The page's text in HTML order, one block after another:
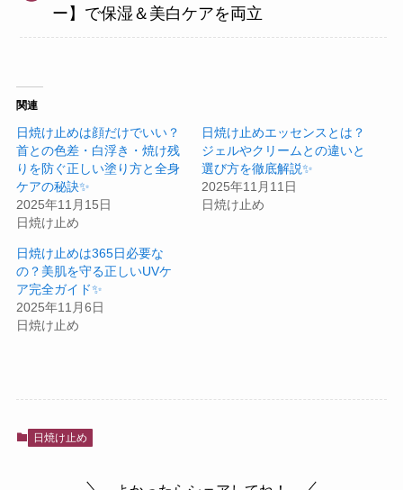
ー】で保湿＆美白ケアを両立
関連
日焼け止めは顔だけでいい？
首との色差・白浮き・焼け残
りを防ぐ正しい塗り方と全身
ケアの秘訣✨
2025年11月15日
日焼け止め
日焼け止めエッセンスとは？
ジェルやクリームとの違いと
選び方を徹底解説✨
2025年11月11日
日焼け止め
日焼け止めは365日必要な
の？美肌を守る正しいUVケ
ア完全ガイド✨
2025年11月6日
日焼け止め
日焼け止め